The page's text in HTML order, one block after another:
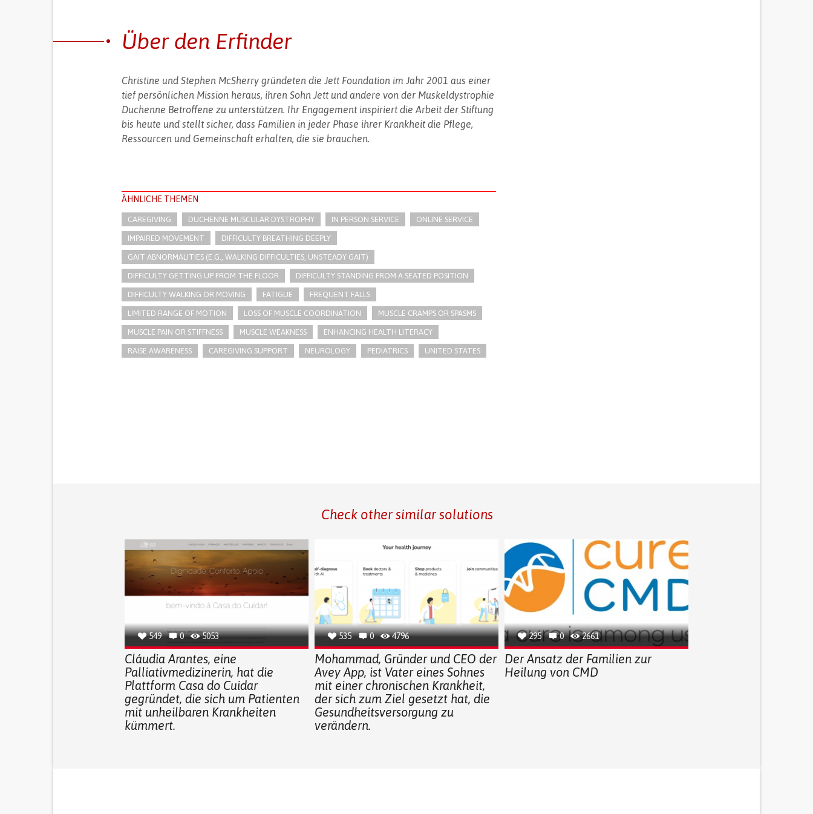
Über den Erfinder
Christine und Stephen McSherry gründeten die Jett Foundation im Jahr 2001 aus einer
tief persönlichen Mission heraus, ihren Sohn Jett und andere von der Muskeldystrophie
Duchenne Betroffene zu unterstützen. Ihr Engagement inspiriert die Arbeit der Stiftung
bis heute und stellt sicher, dass Familien in jeder Phase ihrer Krankheit die Pflege,
Ressourcen und Gemeinschaft erhalten, die sie brauchen.
ÄHNLICHE THEMEN
CAREGIVING DUCHENNE MUSCULAR DYSTROPHY IN PERSON SERVICE ONLINE SERVICE
IMPAIRED MOVEMENT DIFFICULTY BREATHING DEEPLY
GAIT ABNORMALITIES (E.G., WALKING DIFFICULTIES, UNSTEADY GAIT)
DIFFICULTY GETTING UP FROM THE FLOOR DIFFICULTY STANDING FROM A SEATED POSITION
DIFFICULTY WALKING OR MOVING FATIGUE FREQUENT FALLS
LIMITED RANGE OF MOTION LOSS OF MUSCLE COORDINATION MUSCLE CRAMPS OR SPASMS
MUSCLE PAIN OR STIFFNESS MUSCLE WEAKNESS ENHANCING HEALTH LITERACY
RAISE AWARENESS CAREGIVING SUPPORT NEUROLOGY PEDIATRICS UNITED STATES
Check other similar solutions
549 0 5053
Cláudia Arantes, eine
Palliativmedizinerin, hat die
Plattform Casa do Cuidar
gegründet, die sich um Patienten
mit unheilbaren Krankheiten
kümmert.
535 0 4796
Mohammad, Gründer und CEO der
Avey App, ist Vater eines Sohnes
mit einer chronischen Krankheit,
der sich zum Ziel gesetzt hat, die
Gesundheitsversorgung zu
verändern.
295 0 2661
Der Ansatz der Familien zur
Heilung von CMD